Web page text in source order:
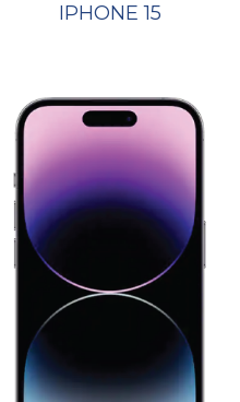
IPHONE 15